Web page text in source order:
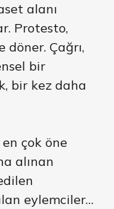
alanı
Protesto,
Çağrı,
bir
bir kez daha
çok öne
alınan
eylemciler…